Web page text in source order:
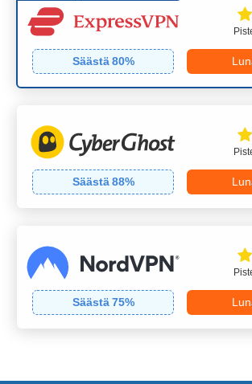
Säästä 80%
Säästä 88%
Säästä 75%